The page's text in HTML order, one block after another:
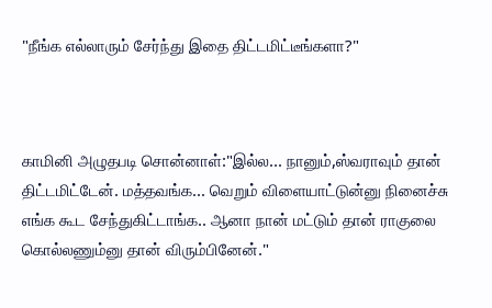
"நீங்க எல்லாரும் சேர்ந்து இதை திட்டமிட்டீங்களா?"
காமினி அழுதபடி சொன்னாள்:"இல்ல... நானும்,ஸ்வராவும் தான்
திட்டமிட்டேன். மத்தவங்க... வெறும் விளையாட்டுன்னு நினைச்சு
எங்க கூட சேந்துகிட்டாங்க.. ஆனா நான் மட்டும் தான் ராகுலை
கொல்லணும்னு தான் விரும்பினேன்."